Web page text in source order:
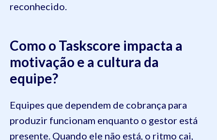
reconhecido.
Como o Taskscore impacta a
motivação e a cultura da
equipe?
Equipes que dependem de cobrança para
produzir funcionam enquanto o gestor está
presente. Quando ele não está, o ritmo cai,